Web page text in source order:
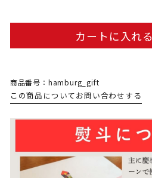
カートに入れる
商品番号：hamburg_gift
この商品についてお問い合わせする